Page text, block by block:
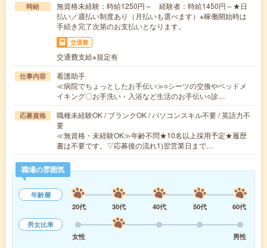
時給
無資格未経験：時給1250円～ 経験者：時給1450円～★日
払い／週払い制度あり（月払いも選べます）※稼働開始時は
手続き完了次第のお支払いとなります。
交通費
交通費支給※規定有
仕事内容
看護助手
≪病院でちょっとしたお手伝い≫○シーツの交換やベッドメ
イキング〇お手洗い・入浴など生活のお手伝い○診…
応募資格
職種未経験OK / ブランクOK / パソコンスキル不要 / 英語力不
要
≪無資格・未経験OK≫年齢不問★10名以上採用予定★履歴
書は不要です。▽応募後の流れ1)翌営業日まで…
職場の雰囲気
年齢層
20代
30代 40代 50代
60代
男女比率
女性
男性